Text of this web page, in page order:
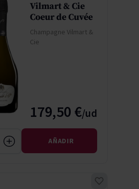
Vilmart & Cie
Coeur de Cuvée
Champagne Vilmart &
Cie
179,50 €
AÑADIR